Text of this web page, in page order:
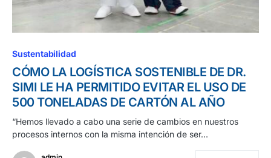
Sustentabilidad
CÓMO LA LOGÍSTICA SOSTENIBLE DE DR.
SIMI LE HA PERMITIDO EVITAR EL USO DE
500 TONELADAS DE CARTÓN AL AÑO
“Hemos llevado a cabo una serie de cambios en nuestros
procesos internos con la misma intención de ser…